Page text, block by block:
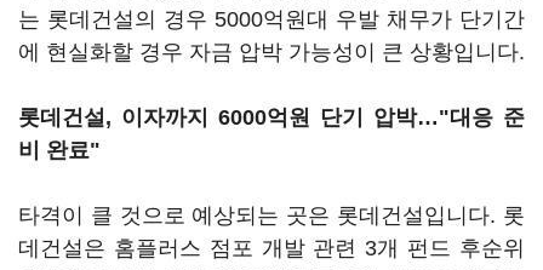
는 롯데건설의 경우 5000억원대 우발 채무가 단기간
에 현실화할 경우 자금 압박 가능성이 큰 상황입니다.
롯데건설, 이자까지 6000억원 단기 압박…"대응 준
비 완료"
타격이 클 것으로 예상되는 곳은 롯데건설입니다. 롯
데건설은 홈플러스 점포 개발 관련 3개 펀드 후순위